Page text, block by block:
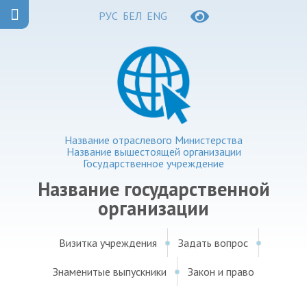
РУС БЕЛ ENG
Название отраслевого Министерства
Название вышестоящей организации
Государственное учреждение
Название государственной
организации
Визитка учреждения Задать вопрос
Знаменитые выпускники Закон и право